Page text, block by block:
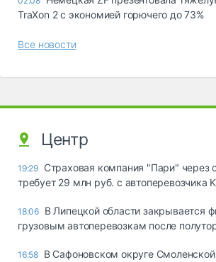
TraXon 2 с экономией горючего до 73%
Все новости
Центр
19:29 Страховая компания "Пари" через
требует 29 млн руб. с автоперевозчика
18:06 В Липецкой области закрывается
грузовым автоперевозкам после
16:58 В Сафоновском округе Смоленской